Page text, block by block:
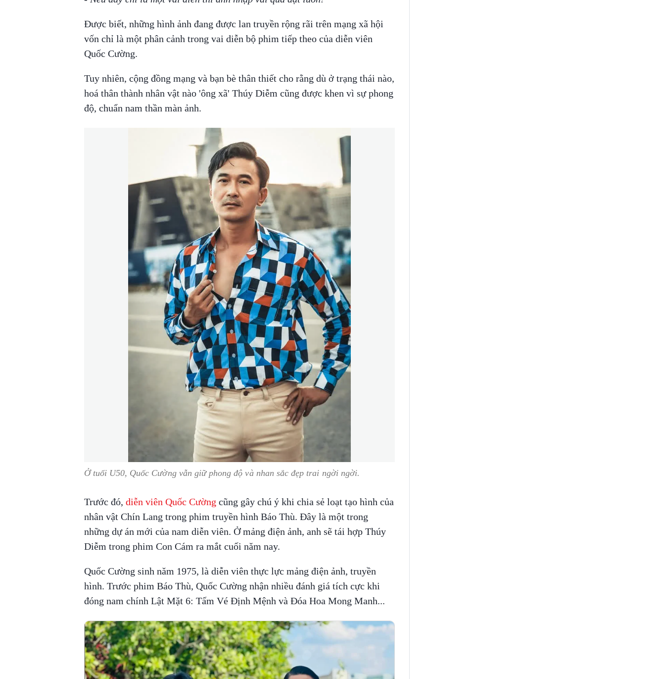
Được biết, những hình ảnh đang được lan truyền rộng rãi trên mạng xã hội
vốn chỉ là một phân cảnh trong vai diễn bộ phim tiếp theo của diễn viên
Quốc Cường.
Tuy nhiên, cộng đồng mạng và bạn bè thân thiết cho rằng dù ở trạng thái nào,
hoá thân thành nhân vật nào 'ông xã' Thúy Diễm cũng được khen vì sự phong
độ, chuẩn nam thần màn ảnh.
Ở tuổi U50, Quốc Cường vẫn giữ phong độ và nhan sắc đẹp trai ngời ngời.
Trước đó, diễn viên Quốc Cường cũng gây chú ý khi chia sẻ loạt tạo hình của
nhân vật Chín Lang trong phim truyền hình Báo Thù. Đây là một trong
những dự án mới của nam diễn viên. Ở mảng điện ảnh, anh sẽ tái hợp Thúy
Diễm trong phim Con Cám ra mắt cuối năm nay.
Quốc Cường sinh năm 1975, là diễn viên thực lực mảng điện ảnh, truyền
hình. Trước phim Báo Thù, Quốc Cường nhận nhiều đánh giá tích cực khi
đóng nam chính Lật Mặt 6: Tấm Vé Định Mệnh và Đóa Hoa Mong Manh...